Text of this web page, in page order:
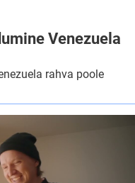
Venezuela
rahva poole